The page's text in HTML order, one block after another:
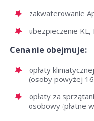
zakwaterowanie
ubezpieczenie KL,
Cena nie obejmuje:
opłaty
(osoby powyżej 16
opłaty za
osobowy (płatne